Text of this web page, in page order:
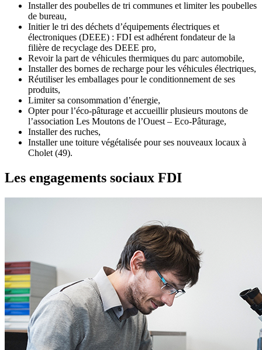
Installer des poubelles de tri communes et limiter les poubelles
de bureau,
Initier le tri des déchets d’équipements électriques et
électroniques (DEEE) : FDI est adhérent fondateur de la
filière de recyclage des DEEE pro,
Revoir la part de véhicules thermiques du parc automobile,
Installer des bornes de recharge pour les véhicules électriques,
Réutiliser les emballages pour le conditionnement de ses
produits,
Limiter sa consommation d’énergie,
Opter pour l’éco-pâturage et accueillir plusieurs moutons de
l’association Les Moutons de l’Ouest – Eco-Pâturage,
Installer des ruches,
Installer une toiture végétalisée pour ses nouveaux locaux à
Cholet (49).
Les engagements sociaux FDI